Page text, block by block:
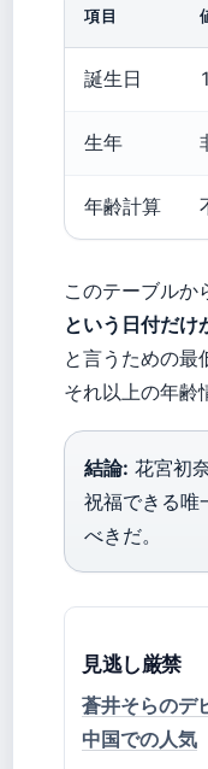
項目
誕生日
生年
年齢計算
このテーブルか
という日付だけ
と言うための最
それ以上の年齢
結論: 花宮初
祝福できる唯
べきだ。
見逃し厳禁
蒼井そらのデ
中国での人気